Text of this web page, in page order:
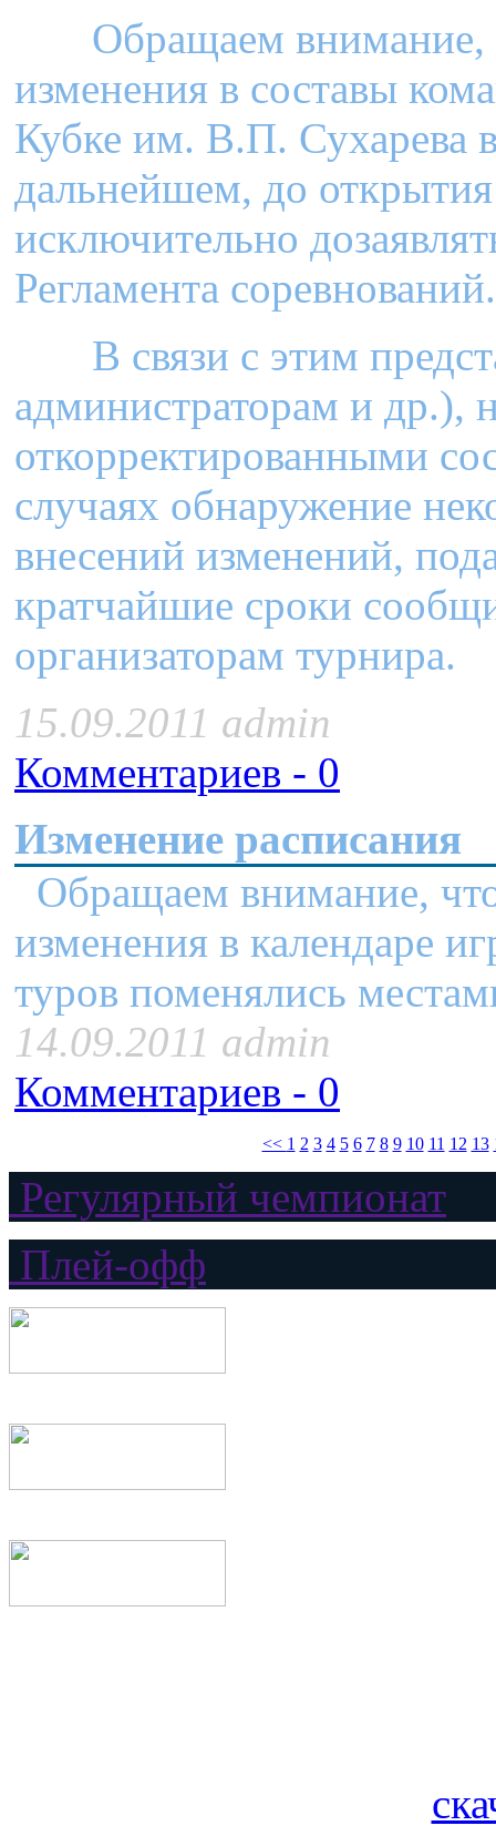
Обращаем внимание,
изменения в составы
Кубке им. В.П. Сухарева
дальнейшем, до
исключительно
Регламента
В связи с этим
администраторам и др.),
откорректированными
случаях обнаружение
внесений изменений,
кратчайшие сроки
организаторам турнира.
15.09.2011 admin
Комментариев - 0
Изменение расписания
Обращаем внимание,
изменения в календаре
туров поменялись
14.09.2011 admin
Комментариев - 0
<< 1 2 3 4 5 6 7 8 9 10 11 12 13
Регулярный чемпионат
Плей-офф